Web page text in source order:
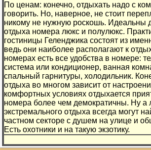
По ценам: конечно, отдыхать надо с
говорить. Но, наверное, не стоит
никому не нужную роскошь. Идеальны
отдыха номера люкс и полулюкс.
гостиницы Геленджика состоят из
ведь они наиболее располагают к
номерах есть все удобства в номере:
система или кондиционер, ванная
спальный гарнитуры, холодильник.
отдыха во многом зависит от
комфортных условиях отдыхается
номера более чем демократичны. Ну а
экстремального отдыха всегда могут
частном секторе с душем на улице и
Есть охотники и на такую экзотику.